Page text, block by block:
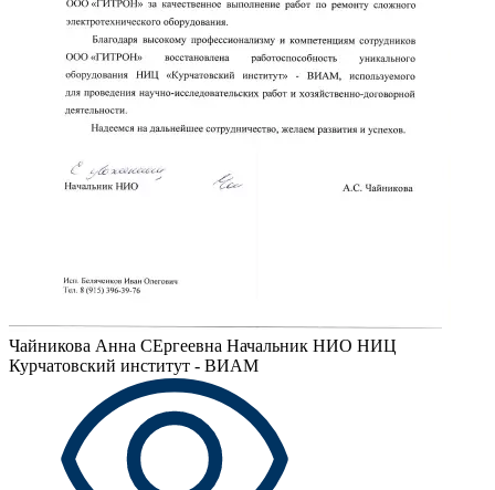
Чайникова Анна СЕргеевна Начальник НИО НИЦ
Курчатовский институт - ВИАМ